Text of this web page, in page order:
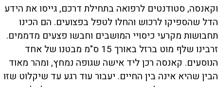
וקאנסה, סטודנטים לרפואה בתחילת דרכם, גייסו את הידע
הדל שהספיקו לרכוש והחלו לטפל בפצועים. הם הכינו
תחבושות מקרעי כיסויי המושבים וחבשו פצעים מדממים.
זרבינו שלף מוט ברזל באורך 15 ס"מ מבטנו של אחד
הנוסעים. קאנסה רכן ליד אישה שגופה נמחץ, ומהר מאוד
הבין שהיא אינה בין החיים. יעבור עוד רגע עד שיקלוט שזו